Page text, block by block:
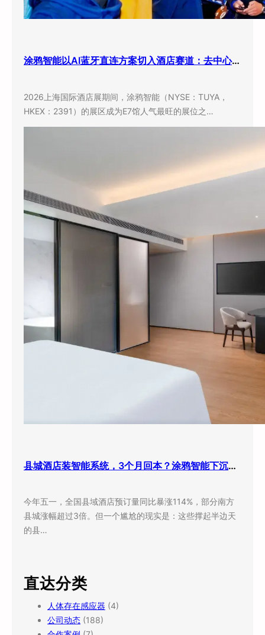
涂鸦智能以AI蓝牙直连方案切入酒店赛道：去中心化架构破解智能化改造三大痛点
2026上海国际酒店展期间，涂鸦智能（NYSE：TUYA，
HKEX：2391）的展区成为E7馆人气最旺的展位之…
县城酒店装智能系统，3个月回本？涂鸦智能下沉市场打法曝光
今年五一，全国县域酒店预订量同比暴涨114%，部分南方
县城涨幅超过3倍。但一个尴尬的现实是：这些撑起半边天
的县…
直达分类
人体存在感应器 (4)
公司动态 (188)